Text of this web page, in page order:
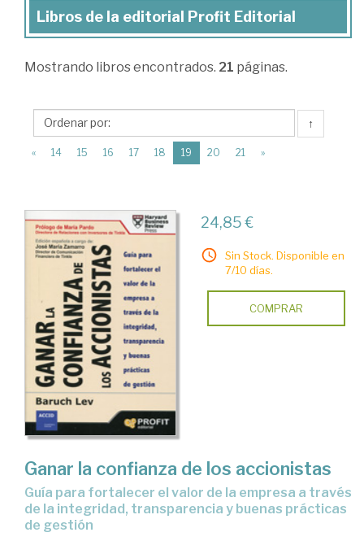
Libros
la
Profit
Editorial
Libros de la editorial Profit Editorial
Mostrando libros encontrados. 21 páginas.
↑
« 14 15 16 17 18 19 (current)
20 21 »
24,85 €
Sin Stock. Disponible en
7/10 días.
COMPRAR
Ganar la confianza de los accionistas
guía para fortalecer el valor de la empresa a través
de la integridad, transparencia y buenas prácticas
de gestión